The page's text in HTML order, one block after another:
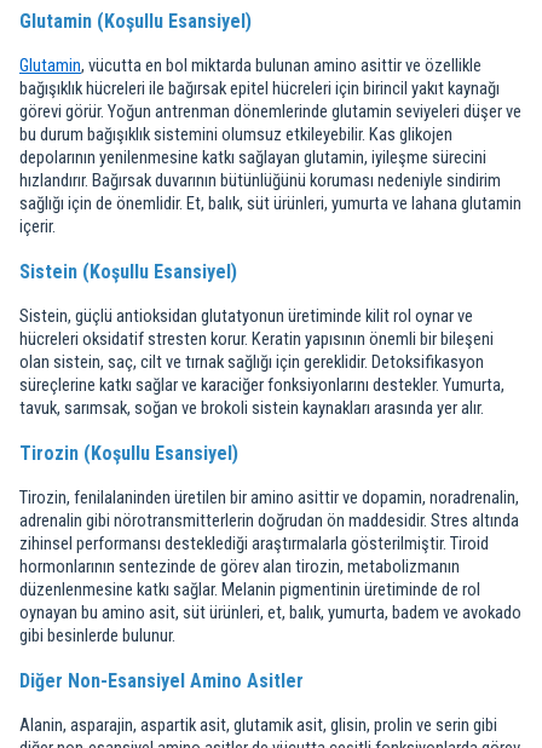
Glutamin (Koşullu Esansiyel)
Glutamin, vücutta en bol miktarda bulunan amino asittir ve özellikle
bağışıklık hücreleri ile bağırsak epitel hücreleri için birincil yakıt kaynağı
görevi görür. Yoğun antrenman dönemlerinde glutamin seviyeleri düşer ve
bu durum bağışıklık sistemini olumsuz etkileyebilir. Kas glikojen
depolarının yenilenmesine katkı sağlayan glutamin, iyileşme sürecini
hızlandırır. Bağırsak duvarının bütünlüğünü koruması nedeniyle sindirim
sağlığı için de önemlidir. Et, balık, süt ürünleri, yumurta ve lahana glutamin
içerir.
Sistein (Koşullu Esansiyel)
Sistein, güçlü antioksidan glutatyonun üretiminde kilit rol oynar ve
hücreleri oksidatif stresten korur. Keratin yapısının önemli bir bileşeni
olan sistein, saç, cilt ve tırnak sağlığı için gereklidir. Detoksifikasyon
süreçlerine katkı sağlar ve karaciğer fonksiyonlarını destekler. Yumurta,
tavuk, sarımsak, soğan ve brokoli sistein kaynakları arasında yer alır.
Tirozin (Koşullu Esansiyel)
Tirozin, fenilalaninden üretilen bir amino asittir ve dopamin, noradrenalin,
adrenalin gibi nörotransmitterlerin doğrudan ön maddesidir. Stres altında
zihinsel performansı desteklediği araştırmalarla gösterilmiştir. Tiroid
hormonlarının sentezinde de görev alan tirozin, metabolizmanın
düzenlenmesine katkı sağlar. Melanin pigmentinin üretiminde de rol
oynayan bu amino asit, süt ürünleri, et, balık, yumurta, badem ve avokado
gibi besinlerde bulunur.
Diğer Non-Esansiyel Amino Asitler
Alanin, asparajin, aspartik asit, glutamik asit, glisin, prolin ve serin gibi